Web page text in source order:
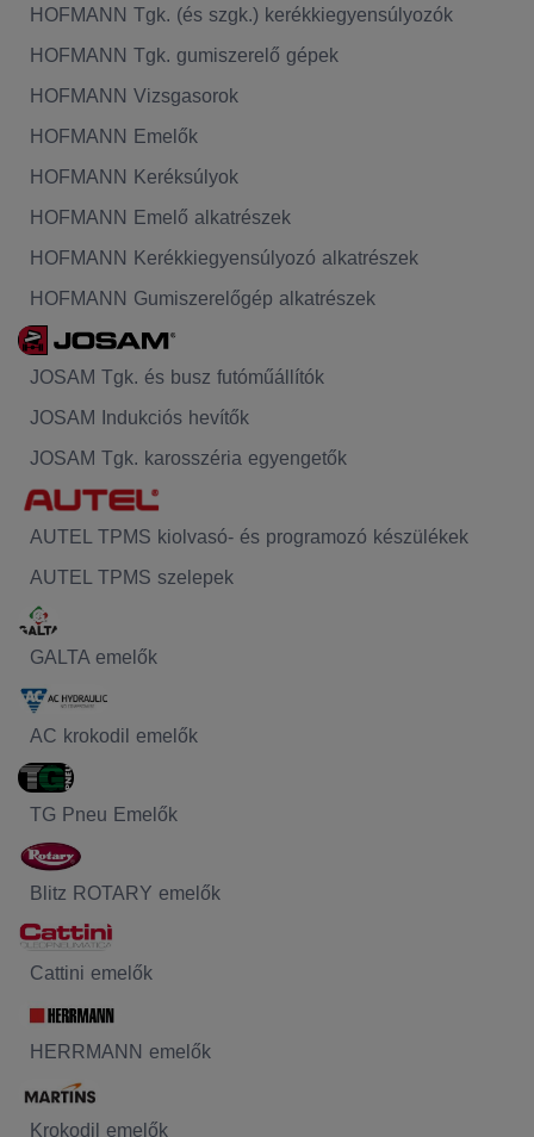
HOFMANN Tgk. (és szgk.) kerékkiegyensúlyozók
HOFMANN Tgk. gumiszerelő gépek
HOFMANN Vizsgasorok
HOFMANN Emelők
HOFMANN Keréksúlyok
HOFMANN Emelő alkatrészek
HOFMANN Kerékkiegyensúlyozó alkatrészek
HOFMANN Gumiszerelőgép alkatrészek
JOSAM Tgk. és busz futóműállítók
JOSAM Indukciós hevítők
JOSAM Tgk. karosszéria egyengetők
AUTEL TPMS kiolvasó- és programozó készülékek
AUTEL TPMS szelepek
GALTA emelők
AC krokodil emelők
TG Pneu Emelők
Blitz ROTARY emelők
Cattini emelők
HERRMANN emelők
Krokodil emelők